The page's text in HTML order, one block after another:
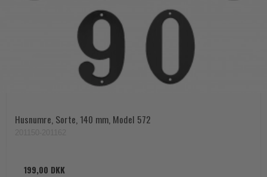
Husnumre, Sorte, 140 mm, Model 572
199,00 DKK